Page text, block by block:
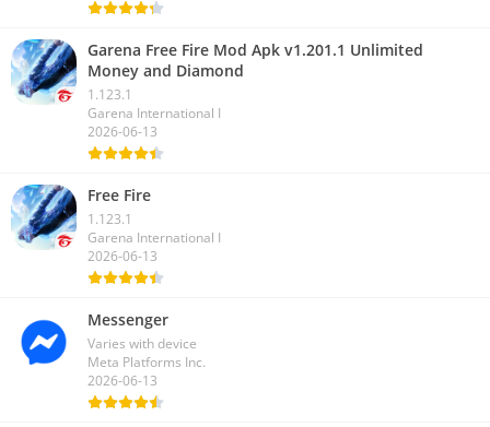
Garena Free Fire Mod Apk v1.201.1 Unlimited
Money and Diamond
1.123.1
Garena International I
2026-06-13
Free Fire
1.123.1
Garena International I
2026-06-13
Messenger
Varies with device
Meta Platforms Inc.
2026-06-13